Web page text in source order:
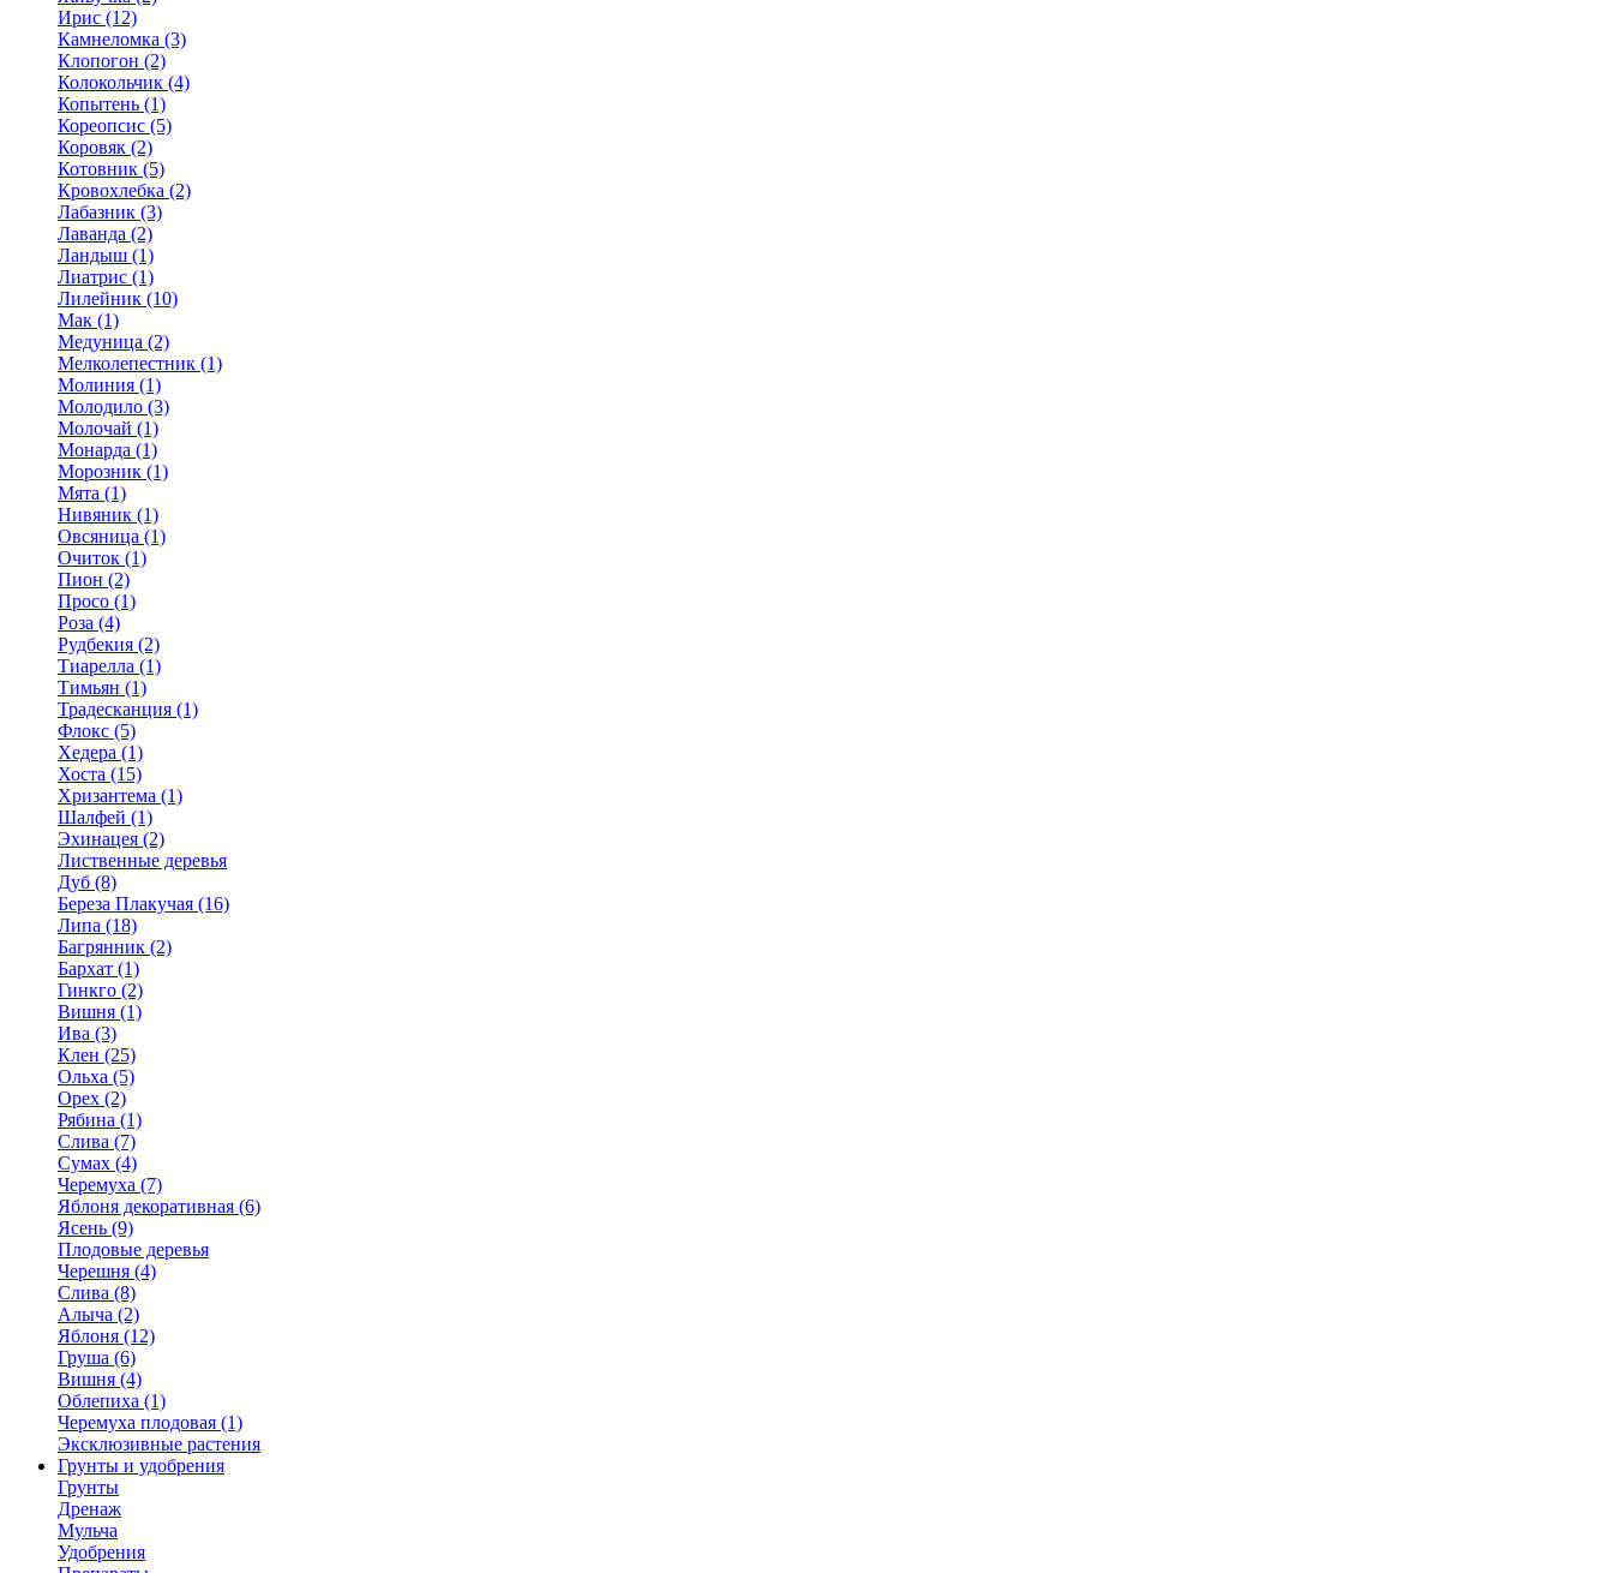
Ирис (12)
Камнеломка (3)
Клопогон (2)
Колокольчик (4)
Копытень (1)
Кореопсис (5)
Коровяк (2)
Котовник (5)
Кровохлебка (2)
Лабазник (3)
Лаванда (2)
Ландыш (1)
Лиатрис (1)
Лилейник (10)
Мак (1)
Медуница (2)
Мелколепестник (1)
Молиния (1)
Молодило (3)
Молочай (1)
Монарда (1)
Морозник (1)
Мята (1)
Нивяник (1)
Овсяница (1)
Очиток (1)
Пион (2)
Просо (1)
Роза (4)
Рудбекия (2)
Тиарелла (1)
Тимьян (1)
Традесканция (1)
Флокс (5)
Хедера (1)
Хоста (15)
Хризантема (1)
Шалфей (1)
Эхинацея (2)
Лиственные деревья
Дуб (8)
Береза Плакучая (16)
Липа (18)
Багрянник (2)
Бархат (1)
Гинкго (2)
Вишня (1)
Ива (3)
Клен (25)
Ольха (5)
Орех (2)
Рябина (1)
Слива (7)
Сумах (4)
Черемуха (7)
Яблоня декоративная (6)
Ясень (9)
Плодовые деревья
Черешня (4)
Слива (8)
Алыча (2)
Яблоня (12)
Груша (6)
Вишня (4)
Облепиха (1)
Черемуха плодовая (1)
Эксклюзивные растения
Грунты и удобрения
Грунты
Дренаж
Мульча
Удобрения